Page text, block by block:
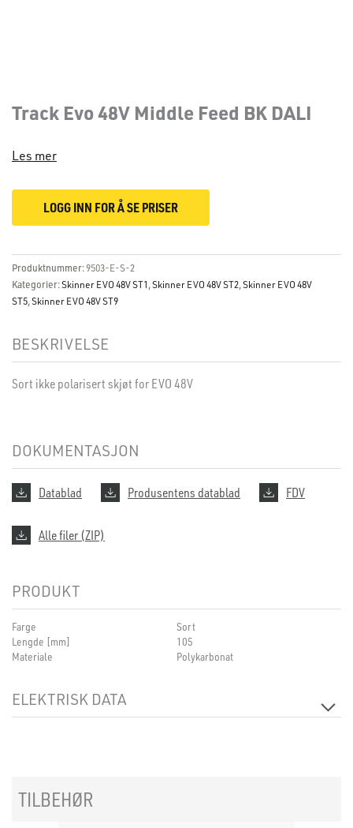
Track Evo 48V Middle Feed BK DALI
Les mer
LOGG INN FOR Å SE PRISER
Produktnummer: 9503-E-S-2
Kategorier:Skinner EVO 48V ST1 ,Skinner EVO 48V ST2,Skinner EVO 48V
ST5,Skinner EVO 48V ST9
BESKRIVELSE
Sort ikke polarisert skjøt for EVO 48V
DOKUMENTASJON
Datablad Produsentens datablad FDV
Alle filer (ZIP)
PRODUKT
Farge
Sort
Lengde [mm]
105
Materiale
Polykarbonat
ELEKTRISK DATA
TILBEHØR